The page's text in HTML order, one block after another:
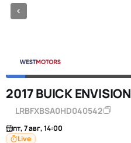
2017 BUICK ENVISION
LRBFXBSA0HD040542
пт, 7 авг, 14:00
Live